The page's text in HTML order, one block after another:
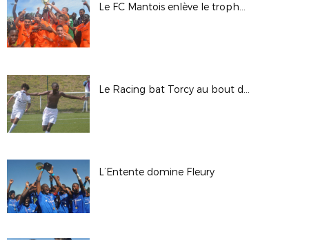
Le FC Mantois enlève le trophée au CSL Aulnay
Le Racing bat Torcy au bout du suspense
L’Entente domine Fleury